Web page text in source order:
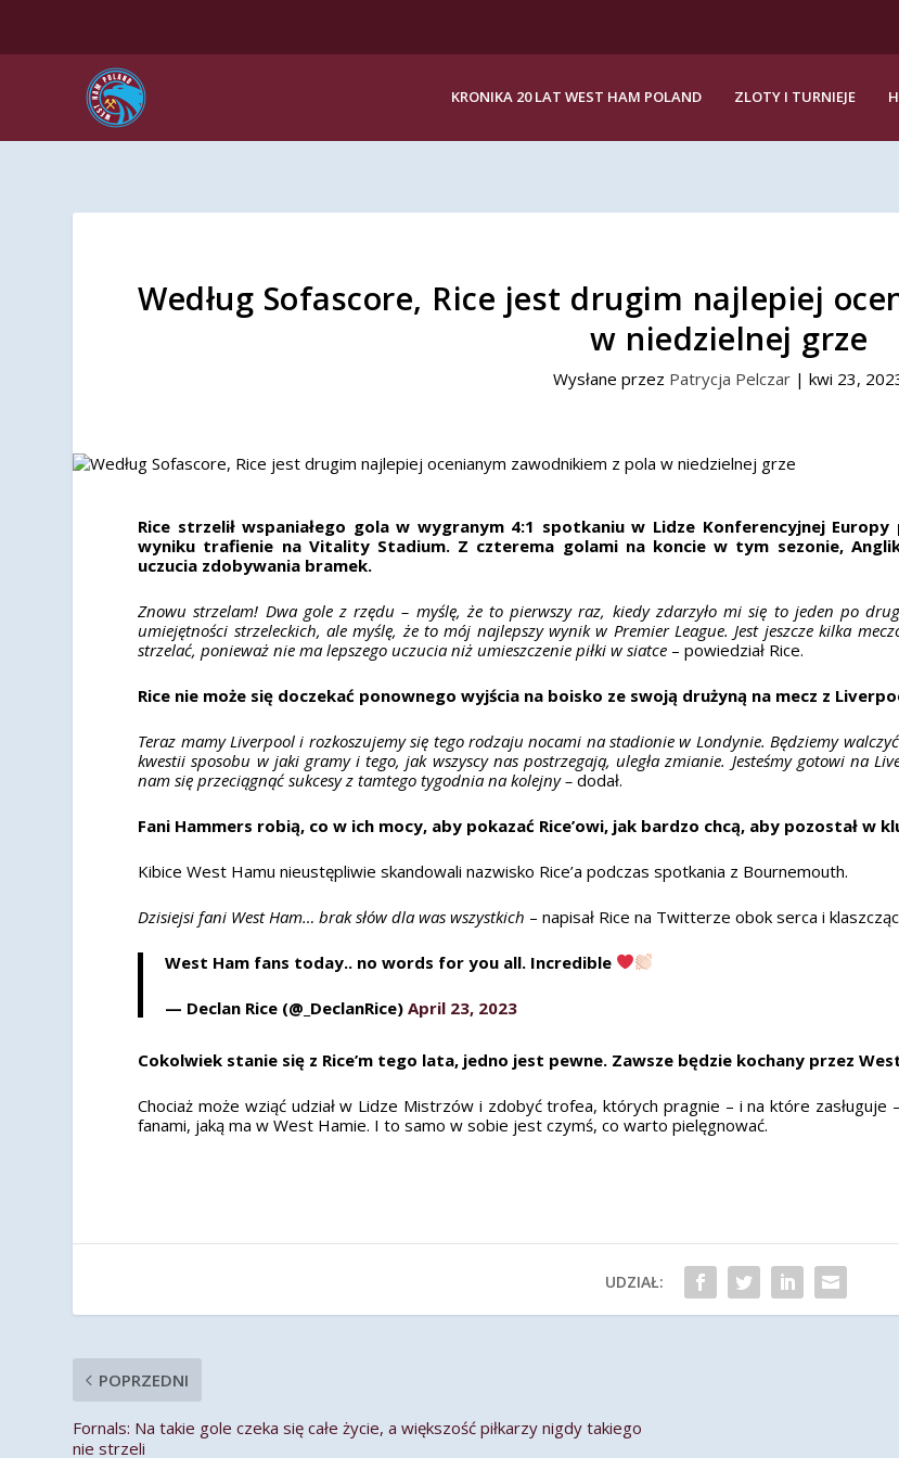
KRONIKA 20 LAT WEST HAM POLAND ZLOTY I TURNIEJE
Według Sofascore, Rice jest drugim najlepiej
w niedzielnej grze
Wysłane przez Patrycja Pelczar | kwi 23,
Rice strzelił wspaniałego gola w wygranym 4:1 spotkaniu w Lidze Konferencyjnej
wyniku trafienie na Vitality Stadium. Z czterema golami na koncie w tym sezonie,
uczucia zdobywania bramek.
Znowu strzelam! Dwa gole z rzędu – myślę, że to pierwszy raz, kiedy zdarzyło mi się to jeden po
umiejętności strzeleckich, ale myślę, że to mój najlepszy wynik w Premier League. Jest jeszcze kilka
strzelać, ponieważ nie ma lepszego uczucia niż umieszczenie piłki w siatce – powiedział Rice.
Rice nie może się doczekać ponownego wyjścia na boisko ze swoją drużyną na mecz z
Teraz mamy Liverpool i rozkoszujemy się tego rodzaju nocami na stadionie w Londynie. Będziemy
kwestii sposobu w jaki gramy i tego, jak wszyscy nas postrzegają, uległa zmianie. Jesteśmy gotowi na
nam się przeciągnąć sukcesy z tamtego tygodnia na kolejny –dodał.
Fani Hammers robią, co w ich mocy, aby pokazać Rice’owi, jak bardzo chcą, aby pozostał w
Kibice West Hamu nieustępliwie skandowali nazwisko Rice’a podczas spotkania z Bournemouth.
Dzisiejsi fani West Ham… brak słów dla was wszystkich – napisał Rice na Twitterze obok serca i
West Ham fans today.. no words for you all. Incredible
— Declan Rice (@_DeclanRice)April 23, 2023
Cokolwiek stanie się z Rice’m tego lata, jedno jest pewne. Zawsze będzie kochany przez
Chociaż może wziąć udział w Lidze Mistrzów i zdobyć trofea, których pragnie – i na które
fanami, jaką ma w West Hamie. I to samo w sobie jest czymś, co warto pielęgnować.
UDZIAŁ:
POPRZEDNI
Fornals: Na takie gole czeka się całe życie, a większość piłkarzy nigdy takiego
nie strzeli